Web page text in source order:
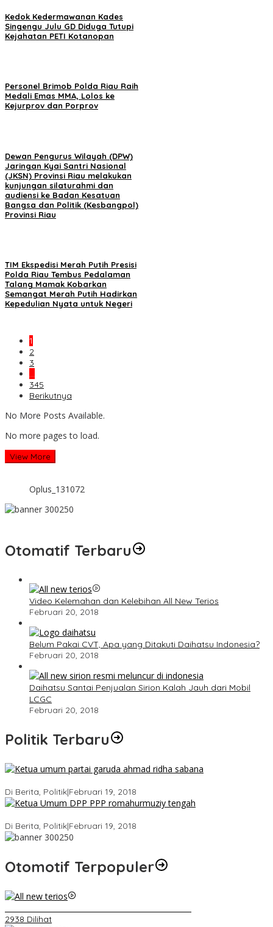
Kedok Kedermawanan Kades
Singengu Julu GD Diduga Tutupi
Kejahatan PETI Kotanopan
Personel Brimob Polda Riau Raih
Medali Emas MMA, Lolos ke
Kejurprov dan Porprov
Dewan Pengurus Wilayah (DPW)
Jaringan Kyai Santri Nasional
(JKSN) Provinsi Riau melakukan
kunjungan silaturahmi dan
audiensi ke Badan Kesatuan
Bangsa dan Politik (Kesbangpol)
Provinsi Riau
TIM Ekspedisi Merah Putih Presisi
Polda Riau Tembus Pedalaman
Talang Mamak Kobarkan
Semangat Merah Putih Hadirkan
Kepedulian Nyata untuk Negeri
1
2
3
…
345
Berikutnya
No More Posts Available.
No more pages to load.
View More
Oplus_131072
Otomatif Terbaru
Video Kelemahan dan Kelebihan All New Terios
Februari 20, 2018
Belum Pakai CVT, Apa yang Ditakuti Daihatsu Indonesia?
Februari 20, 2018
Daihatsu Santai Penjualan Sirion Kalah Jauh dari Mobil
LCGC
Februari 20, 2018
Politik Terbaru
Di Berita, Politik|Februari 19, 2018
Di Berita, Politik|Februari 19, 2018
Otomotif Terpopuler
2938 Dilihat